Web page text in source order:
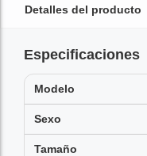
Detalles del producto
Especificaciones
Modelo
Sexo
Tamaño